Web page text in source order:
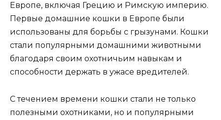
Европе, включая Грецию и Римскую империю.
Первые домашние кошки в Европе были
использованы для борьбы с грызунами. Кошки
стали популярными домашними животными
благодаря своим охотничьим навыкам и
способности держать в ужасе вредителей.
С течением времени кошки стали не только
полезными охотниками, но и популярными